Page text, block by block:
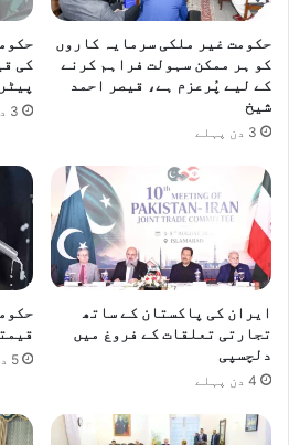
حکومت غیر ملکی سرمایہ کاروں
کو ہر ممکن سہولت فراہم کرنے
کے لیے پُرعزم ہے، قیصر احمد
شیخ
3 دن پہلے
کی
3 دن پہلے
ایران کی پاکستان کے ساتھ
تجارتی تعلقات کے فروغ میں
دلچسپی
4 دن پہلے
5 دن پہلے